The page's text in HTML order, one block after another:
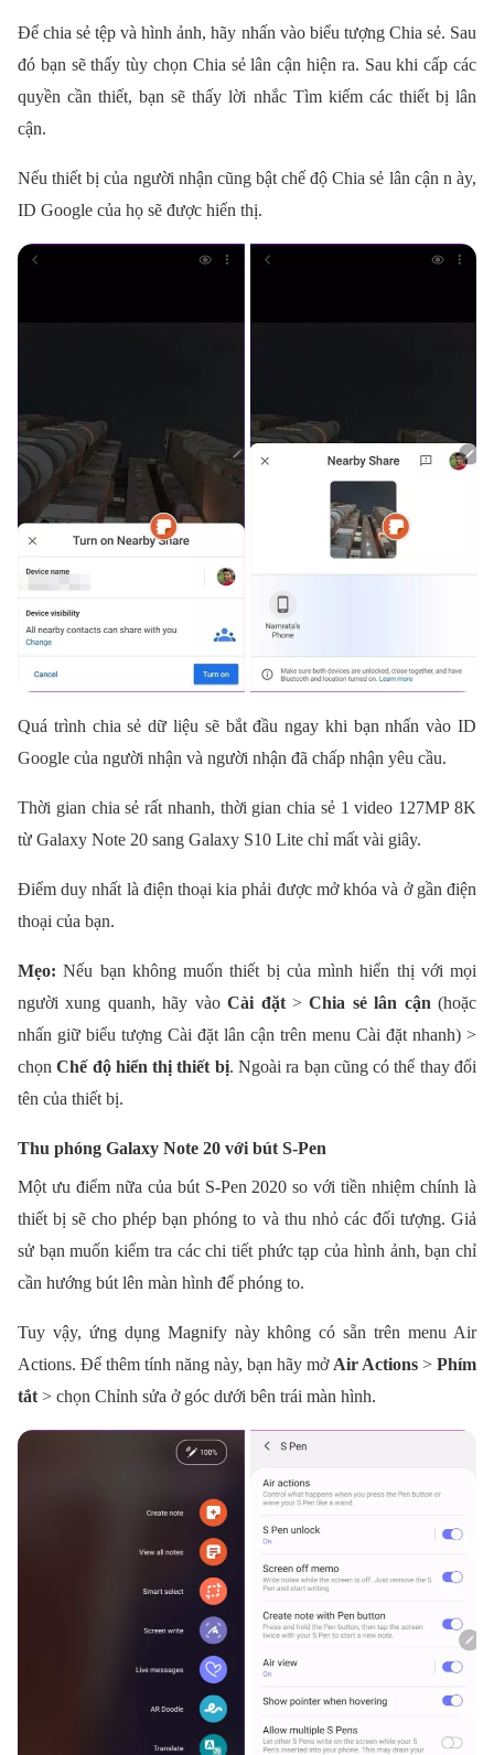
Để chia sẻ tệp và hình ảnh, hãy nhấn vào biểu tượng Chia sẻ. Sau
đó bạn sẽ thấy tùy chọn Chia sẻ lân cận hiện ra. Sau khi cấp các
quyền cần thiết, bạn sẽ thấy lời nhắc Tìm kiếm các thiết bị lân
cận.
Nếu thiết bị của người nhận cũng bật chế độ Chia sẻ lân cận n ày,
ID Google của họ sẽ được hiển thị.
Quá trình chia sẻ dữ liệu sẽ bắt đầu ngay khi bạn nhấn vào ID
Google của người nhận và người nhận đã chấp nhận yêu cầu.
Thời gian chia sẻ rất nhanh, thời gian chia sẻ 1 video 127MP 8K
từ Galaxy Note 20 sang Galaxy S10 Lite chỉ mất vài giây.
Điểm duy nhất là điện thoại kia phải được mở khóa và ở gần điện
thoại của bạn.
Mẹo:Nếu bạn không muốn thiết bị của mình hiển thị với mọi
người xung quanh, hãy vàoCài đặt>Chia sẻ lân cận (hoặc
nhấn giữ biểu tượng Cài đặt lân cận trên menu Cài đặt nhanh) >
chọnChế độ hiển thị thiết bị. Ngoài ra bạn cũng có thể thay đổi
tên của thiết bị.
Thu phóng Galaxy Note 20 với bút S-Pen
Một ưu điểm nữa của bút S-Pen 2020 so với tiền nhiệm chính là
thiết bị sẽ cho phép bạn phóng to và thu nhỏ các đối tượng. Giả
sử bạn muốn kiểm tra các chi tiết phức tạp của hình ảnh, bạn chỉ
cần hướng bút lên màn hình để phóng to.
Tuy vậy, ứng dụng Magnify này không có sẵn trên menu Air
Actions. Để thêm tính năng này, bạn hãy mở Air Actions > Phím
tắt > chọn Chỉnh sửa ở góc dưới bên trái màn hình.